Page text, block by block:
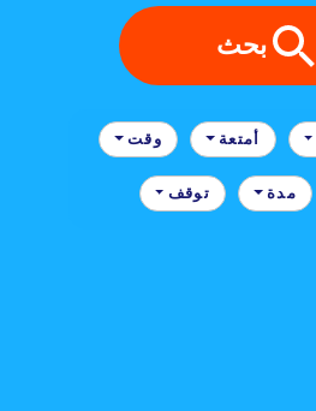
بحث
أمتعة وقت
مدة توقف